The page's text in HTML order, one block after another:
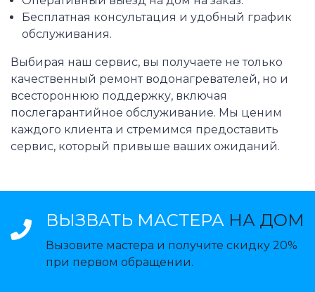
Бесплатная консультация и удобный график
обслуживания.
Выбирая наш сервис, вы получаете не только
качественный ремонт водонагревателей, но и
всестороннюю поддержку, включая
послегарантийное обслуживание. Мы ценим
каждого клиента и стремимся предоставить
сервис, который привыше ваших ожиданий.
ВЫЗВАТЬ МАСТЕРА НА ДОМ
Вызовите мастера и получите скидку 20%
при первом обращении.